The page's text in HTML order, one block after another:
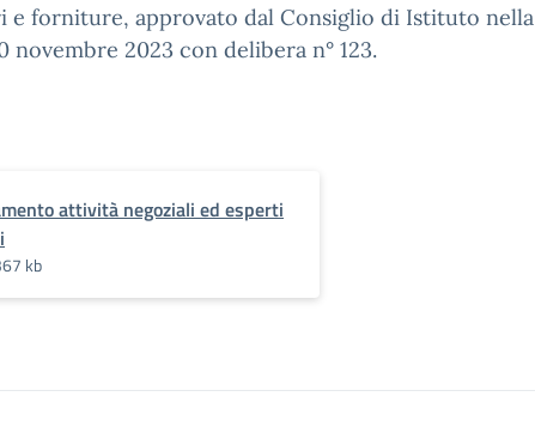
e forniture, approvato dal Consiglio di Istituto nella
novembre 2023 con delibera n° 123.
attività negoziali ed esperti
kb